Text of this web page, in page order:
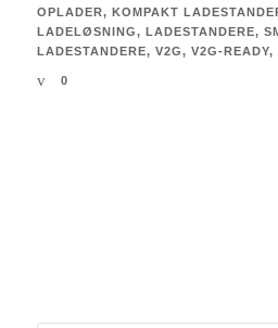
OPLADER, KOMPAKT
LADELØSNING, LADESTANDERE,
LADESTANDERE, V2G, V2G-READY,
0